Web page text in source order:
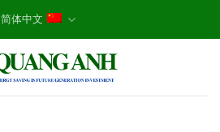
简体中文